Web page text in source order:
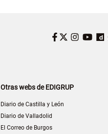
Facebook
Twitter
Otras webs de EDIGRUP
Diario de Castilla y León
Diario de Valladolid
El Correo de Burgos